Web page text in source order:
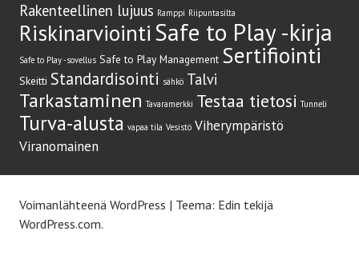
Rakenteellinen lujuus Ramppi Riipuntasilta
Riskinarviointi Safe to Play -kirja
Safe to Play -sovellus Safe to Play Management Sertifiointi
Skeitti Standardisointi sähkö Talvi
Tarkastaminen Tavaramerkki Testaa tietosi Tunneli
Turva-alusta vapaa tila Vesistö Viherympäristö
Viranomainen
Voimanlähteenä WordPress | Teema: Edin tekijä
WordPress.com.